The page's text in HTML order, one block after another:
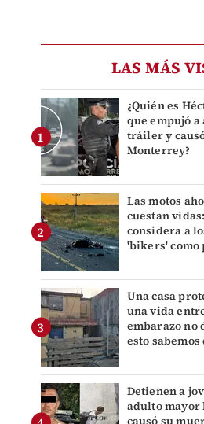
LAS MÁS
¿Quién es
que empujó
tráiler y
Monterrey?
Las motos
cuestan
considera a
'bikers' como
Una casa
una vida
embarazo no
esto sabemos
Detienen a
adulto